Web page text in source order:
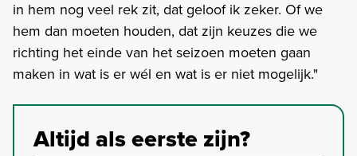
in hem nog veel rek zit, dat geloof ik zeker. Of we
hem dan moeten houden, dat zijn keuzes die we
richting het einde van het seizoen moeten gaan
maken in wat is er wél en wat is er niet mogelijk."
Altijd als eerste zijn?